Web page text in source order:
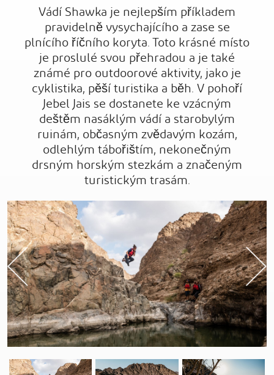
Vádí Shawka je nejlepším příkladem
pravidelně vysychajícího a zase se
plnícího říčního koryta. Toto krásné místo
je proslulé svou přehradou a je také
známé pro outdoorové aktivity, jako je
cyklistika, pěší turistika a běh. V pohoří
Jebel Jais se dostanete ke vzácným
deštěm nasáklým vádí a starobylým
ruinám, občasným zvědavým kozám,
odlehlým tábořištím, nekonečným
drsným horským stezkám a značeným
turistickým trasám.
Previous